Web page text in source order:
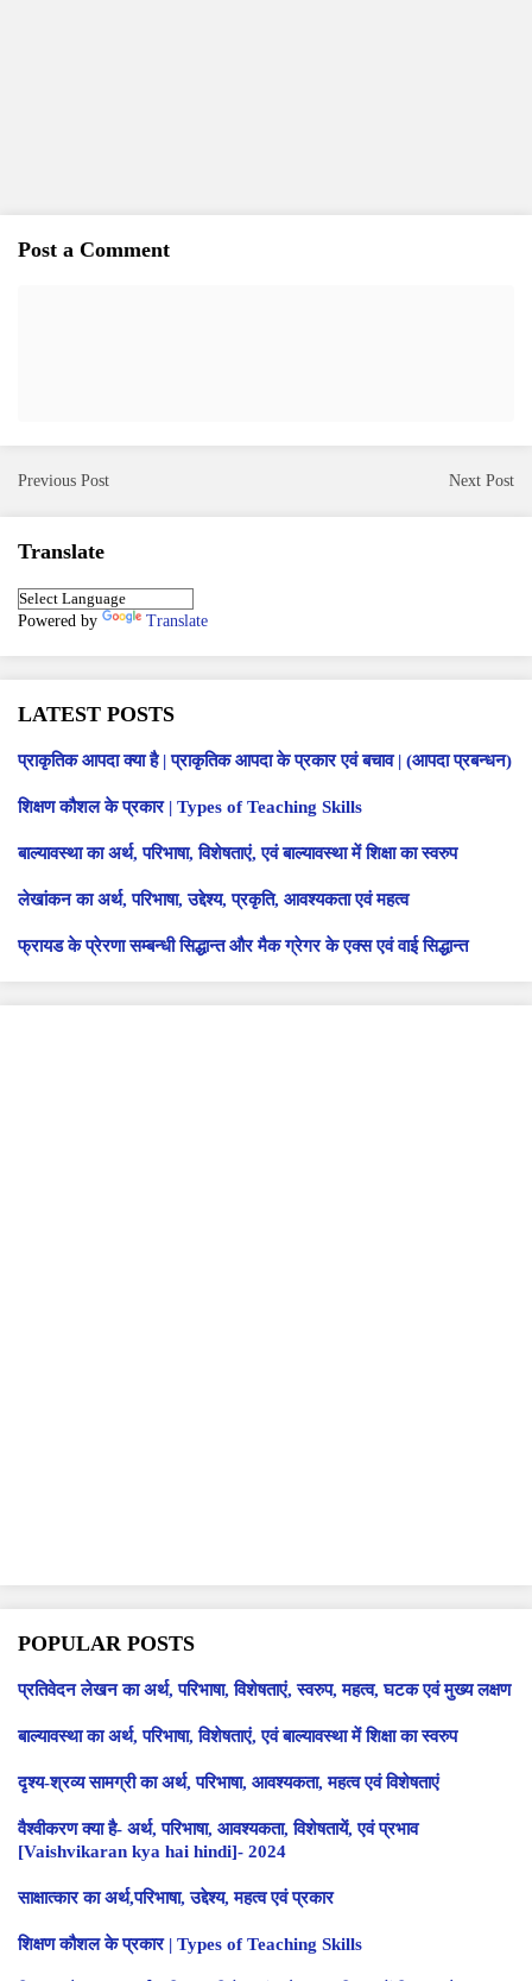
Post a Comment
Previous Post Next Post
Translate
Powered by Translate
LATEST POSTS
प्राकृतिक आपदा क्या है | प्राकृतिक आपदा के प्रकार एवं बचाव | (आपदा प्रबन्धन)
शिक्षण कौशल के प्रकार | Types of Teaching Skills
बाल्यावस्था का अर्थ, परिभाषा, विशेषताएं, एवं बाल्यावस्था में शिक्षा का स्वरुप
लेखांकन का अर्थ, परिभाषा, उद्देश्य, प्रकृति, आवश्यकता एवं महत्व
फ्रायड के प्रेरणा सम्बन्धी सिद्धान्त और मैक ग्रेगर के एक्स एवं वाई सिद्धान्त
POPULAR POSTS
प्रतिवेदन लेखन का अर्थ, परिभाषा, विशेषताएं, स्वरुप, महत्व, घटक एवं मुख्य लक्षण
बाल्यावस्था का अर्थ, परिभाषा, विशेषताएं, एवं बाल्यावस्था में शिक्षा का स्वरुप
दृश्य-श्रव्य सामग्री का अर्थ, परिभाषा, आवश्यकता, महत्व एवं विशेषताएं
वैश्वीकरण क्या है- अर्थ, परिभाषा, आवश्यकता, विशेषतायें, एवं प्रभाव
[Vaishvikaran kya hai hindi]- 2024
साक्षात्कार का अर्थ,परिभाषा, उद्देश्य, महत्व एवं प्रकार
शिक्षण कौशल के प्रकार | Types of Teaching Skills